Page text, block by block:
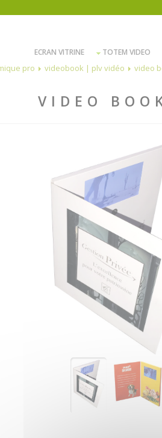
ECRAN VITRINE TOTEM VIDEO
pro videobook | plv vidéo video
VIDEO